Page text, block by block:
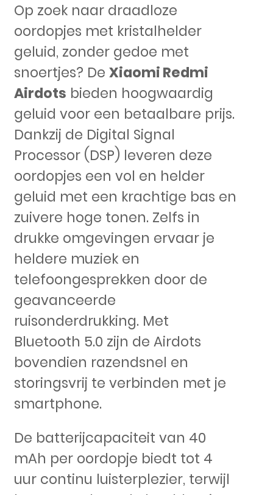
Op zoek naar draadloze
oordopjes met kristalhelder
geluid, zonder gedoe met
snoertjes? De Xiaomi Redmi
Airdots bieden hoogwaardig
geluid voor een betaalbare prijs.
Dankzij de Digital Signal
Processor (DSP) leveren deze
oordopjes een vol en helder
geluid met een krachtige bas en
zuivere hoge tonen. Zelfs in
drukke omgevingen ervaar je
heldere muziek en
telefoongesprekken door de
geavanceerde
ruisonderdrukking. Met
Bluetooth 5.0 zijn de Airdots
bovendien razendsnel en
storingsvrij te verbinden met je
smartphone.
De batterijcapaciteit van 40
mAh per oordopje biedt tot 4
uur continu luisterplezier, terwijl